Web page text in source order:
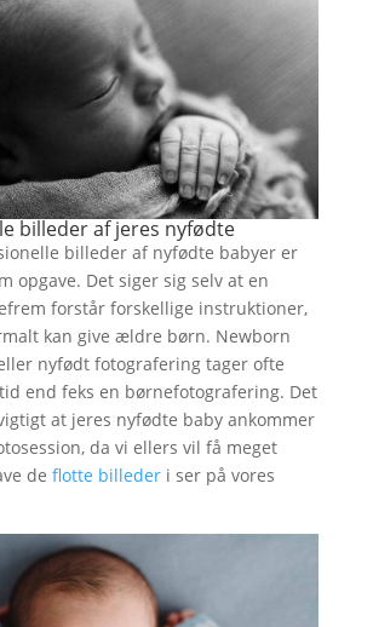
billeder af jeres nyfødte
billeder af nyfødte babyer er
opgave. Det siger sig selv at en
forstår forskellige instruktioner,
kan give ældre børn. Newborn
nyfødt fotografering tager ofte
end feks en børnefotografering. Det
at jeres nyfødte baby ankommer
da vi ellers vil få meget
de flotte billederi ser på vores